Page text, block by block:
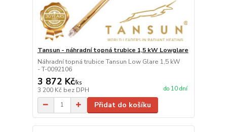
Tansun - náhradní topná trubice 1,5 kW Lowglare
Náhradní topná trubice Tansun Low Glare 1,5 kW
- T-0092106
3 872 Kč/ks
3 200 Kč bez DPH do 10 dní
Přidat do košíku